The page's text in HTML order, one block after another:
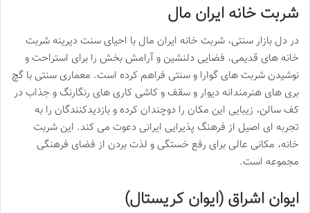
شربت خانه ایران مال
در دل بازار سنتی، شربت خانه ایران مال با احیای سنت دیرینه شربت
خانه های قدیمی، فضایی دلنشین و آرامش بخش را برای استراحت و
نوشیدن شربت های گوارا و سنتی فراهم کرده است. معماری سنتی با گچ
بری های هنرمندانه دیوار و سقف و کاشی کاری های رنگارنگ و جذاب در
کف سالن، زیبایی این مکان را دوچندان کرده و بازدیدکنندگان را به
تجربه ای اصیل از فرهنگ پذیرایی ایرانی دعوت می کند. این شربت
خانه، مکانی عالی برای رفع خستگی و لذت بردن از فضای فرهنگی
مجموعه است.
ایوان اشراق (ایوان کریستال)